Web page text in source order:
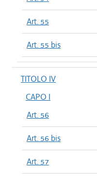
Art. 55
Art. 55 bis
TITOLO IV
CAPO I
Art. 56
Art. 56 bis
Art. 57